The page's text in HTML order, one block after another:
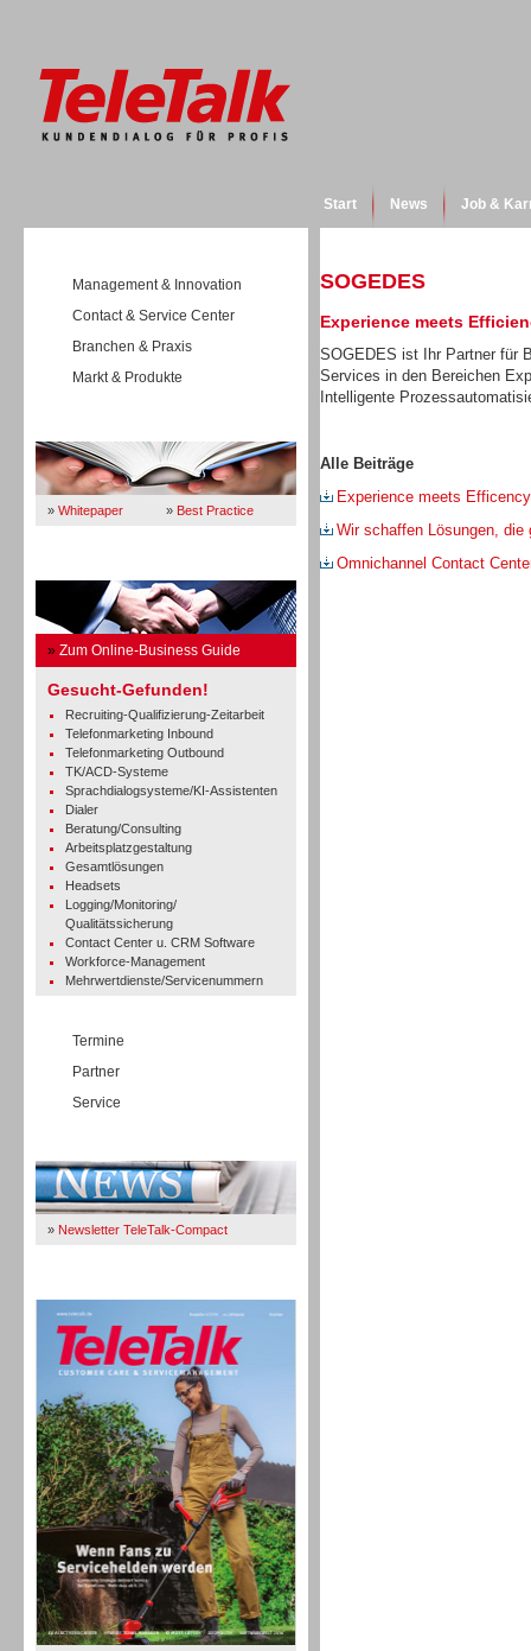
Start News Job &
Management & Innovation
Contact & Service Center
Branchen & Praxis
Markt & Produkte
» Whitepaper » Best Practice
» Zum Online-Business Guide
Gesucht-Gefunden!
Recruiting-Qualifizierung-Zeitarbeit
Telefonmarketing Inbound
Telefonmarketing Outbound
TK/ACD-Systeme
Sprachdialogsysteme/KI-Assistenten
Dialer
Beratung/Consulting
Arbeitsplatzgestaltung
Gesamtlösungen
Headsets
Logging/Monitoring/
Qualitätssicherung
Contact Center u. CRM Software
Workforce-Management
Mehrwertdienste/Servicenummern
Termine
Partner
Service
» Newsletter TeleTalk-Compact
TK- und ACD-Systeme
SOGEDES
Experience meets
SOGEDES ist Ihr Partner für
Services in den Bereichen
Intelligente
Alle Beiträge
Experience meets Efficency
Wir schaffen Lösungen, die
Omnichannel Contact